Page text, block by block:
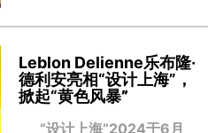
Leblon Delienne乐布隆·
德利安亮相“设计上海”，
掀起“黄色风暴”
“设计上海”2024于6月